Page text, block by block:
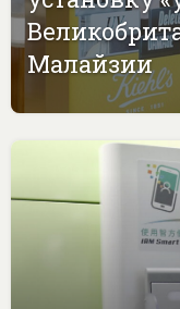
Малайзии